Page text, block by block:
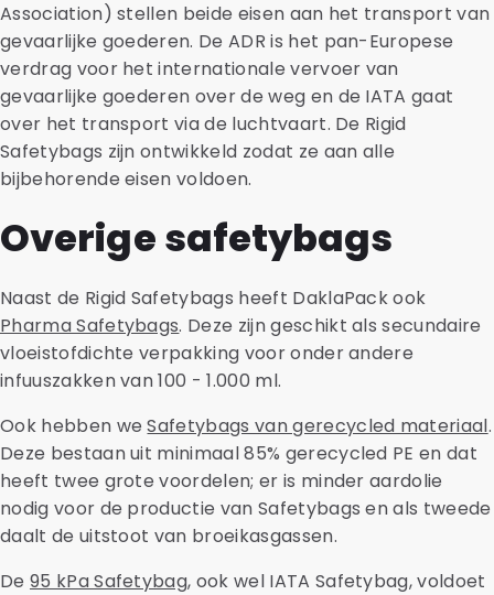
Association) stellen beide eisen aan het transport van
gevaarlijke goederen. De ADR is het pan-Europese
verdrag voor het internationale vervoer van
gevaarlijke goederen over de weg en de IATA gaat
over het transport via de luchtvaart. De Rigid
Safetybags zijn ontwikkeld zodat ze aan alle
bijbehorende eisen voldoen.
Overige safetybags
Naast de Rigid Safetybags heeft DaklaPack ook
Pharma Safetybags. Deze zijn geschikt als secundaire
vloeistofdichte verpakking voor onder andere
infuuszakken van 100 - 1.000 ml.
Ook hebben weSafetybags van gerecycled materiaal.
Deze bestaan uit minimaal 85% gerecycled PE en dat
heeft twee grote voordelen; er is minder aardolie
nodig voor de productie van Safetybags en als tweede
daalt de uitstoot van broeikasgassen.
De 95 kPa Safetybag, ook wel IATA Safetybag, voldoet